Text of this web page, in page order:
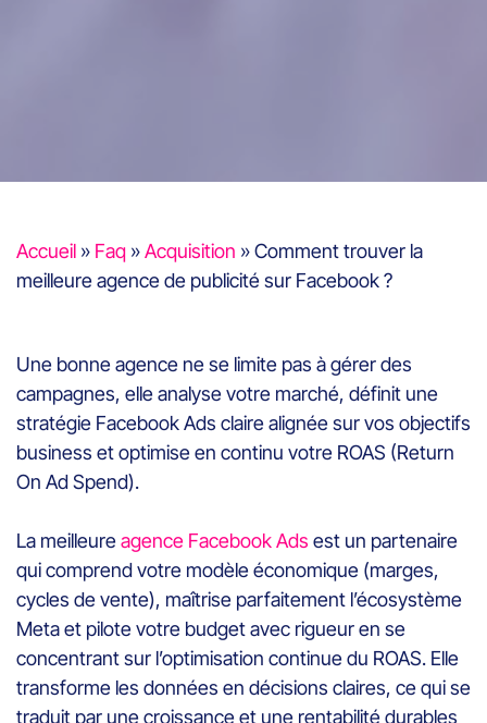
Accueil » Faq »Acquisition »Comment trouver la
meilleure agence de publicité sur Facebook ?
Une bonne agence ne se limite pas à gérer des
campagnes, elle analyse votre marché, définit une
stratégie Facebook Ads claire alignée sur vos objectifs
business et optimise en continu votre ROAS (Return
On Ad Spend).
La meilleureagence Facebook Ads est un partenaire
qui comprend votre modèle économique (marges,
cycles de vente), maîtrise parfaitement l’écosystème
Meta et pilote votre budget avec rigueur en se
concentrant sur l’optimisation continue du ROAS. Elle
transforme les données en décisions claires, ce qui se
traduit par une croissance et une rentabilité durables